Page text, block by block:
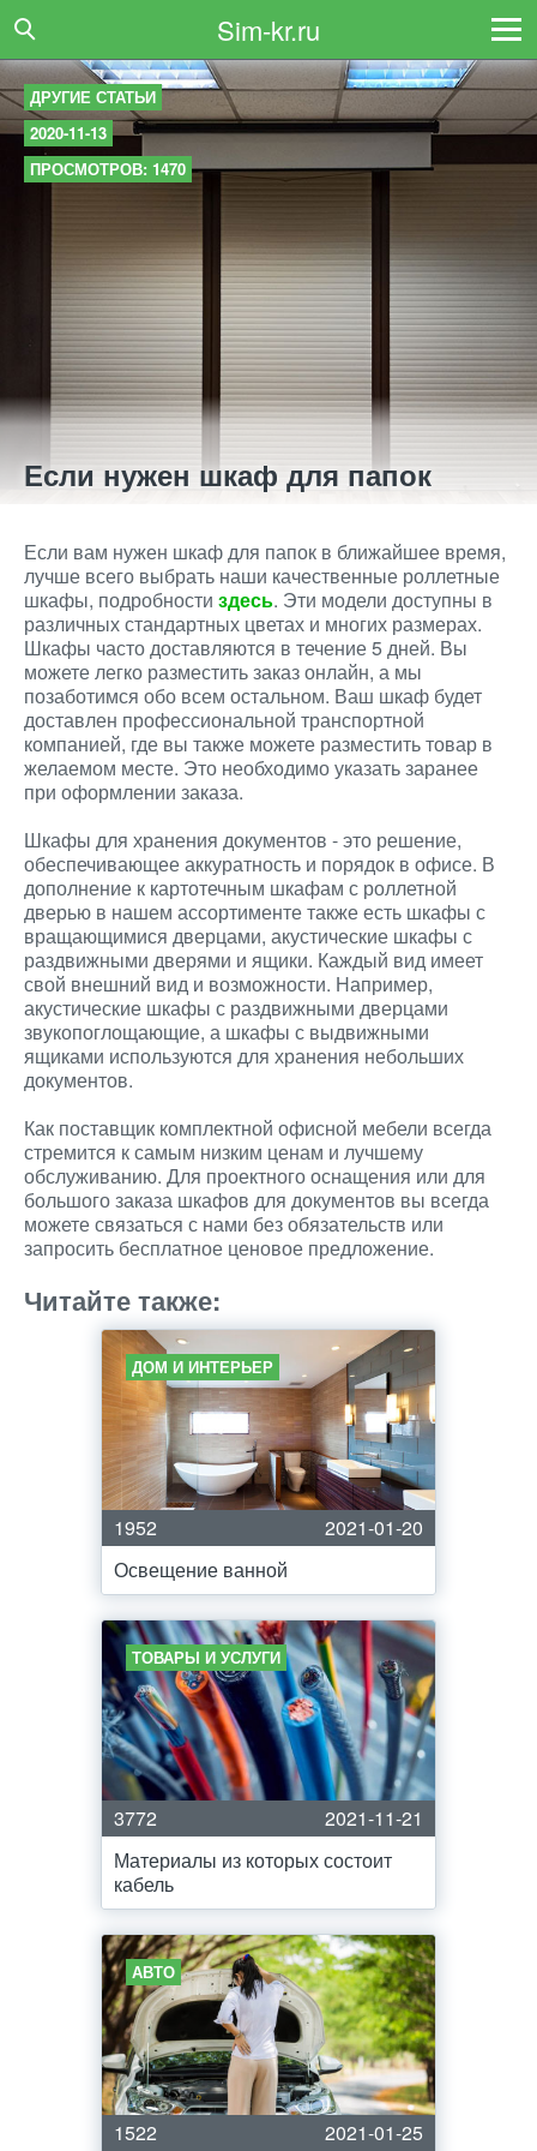
Sim-kr.ru
ДРУГИЕ СТАТЬИ
2020-11-13
ПРОСМОТРОВ: 1470
Если нужен шкаф для папок
Если вам нужен шкаф для папок в ближайшее время,
лучше всего выбрать наши качественные роллетные
шкафы, подробности здесь. Эти модели доступны в
различных стандартных цветах и ​​многих размерах.
Шкафы часто доставляются в течение 5 дней. Вы
можете легко разместить заказ онлайн, а мы
позаботимся обо всем остальном. Ваш шкаф будет
доставлен профессиональной транспортной
компанией, где вы также можете разместить товар в
желаемом месте. Это необходимо указать заранее
при оформлении заказа.
Шкафы для хранения документов - это решение,
обеспечивающее аккуратность и порядок в офисе. В
дополнение к картотечным шкафам с роллетной
дверью в нашем ассортименте также есть шкафы с
вращающимися дверцами, акустические шкафы с
раздвижными дверями и ящики. Каждый вид имеет
свой внешний вид и возможности. Например,
акустические шкафы с раздвижными дверцами
звукопоглощающие, а шкафы с выдвижными
ящиками используются для хранения небольших
документов.
Как поставщик комплектной офисной мебели всегда
стремится к самым низким ценам и лучшему
обслуживанию. Для проектного оснащения или для
большого заказа шкафов для документов вы всегда
можете связаться с нами без обязательств или
запросить бесплатное ценовое предложение.
Читайте также:
ДОМ И ИНТЕРЬЕР
1952
2021-01-20
Освещение ванной
ТОВАРЫ И УСЛУГИ
3772
2021-11-21
Материалы из которых состоит
кабель
АВТО
1522 2021-01-25